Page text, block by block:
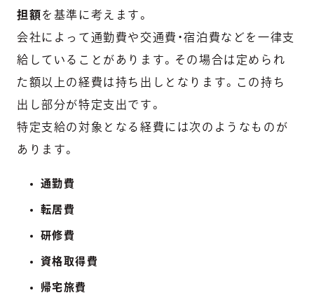
担額を基準に考えます。
会社によって通勤費や交通費・宿泊費などを一律支
給していることがあります。その場合は定められ
た額以上の経費は持ち出しとなります。この持ち
出し部分が特定支出です。
特定支給の対象となる経費には次のようなものが
あります。
通勤費
転居費
研修費
資格取得費
帰宅旅費